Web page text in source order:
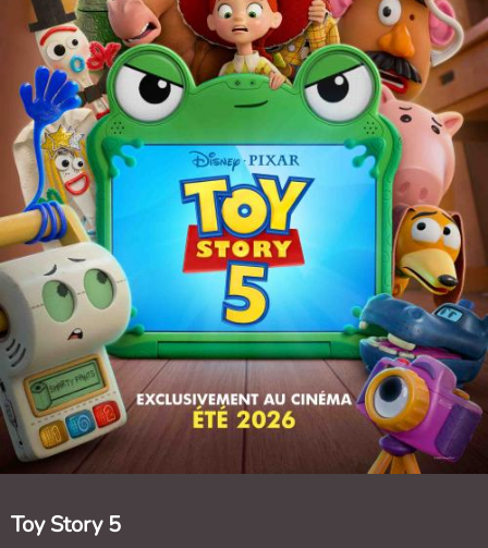
Toy Story 5